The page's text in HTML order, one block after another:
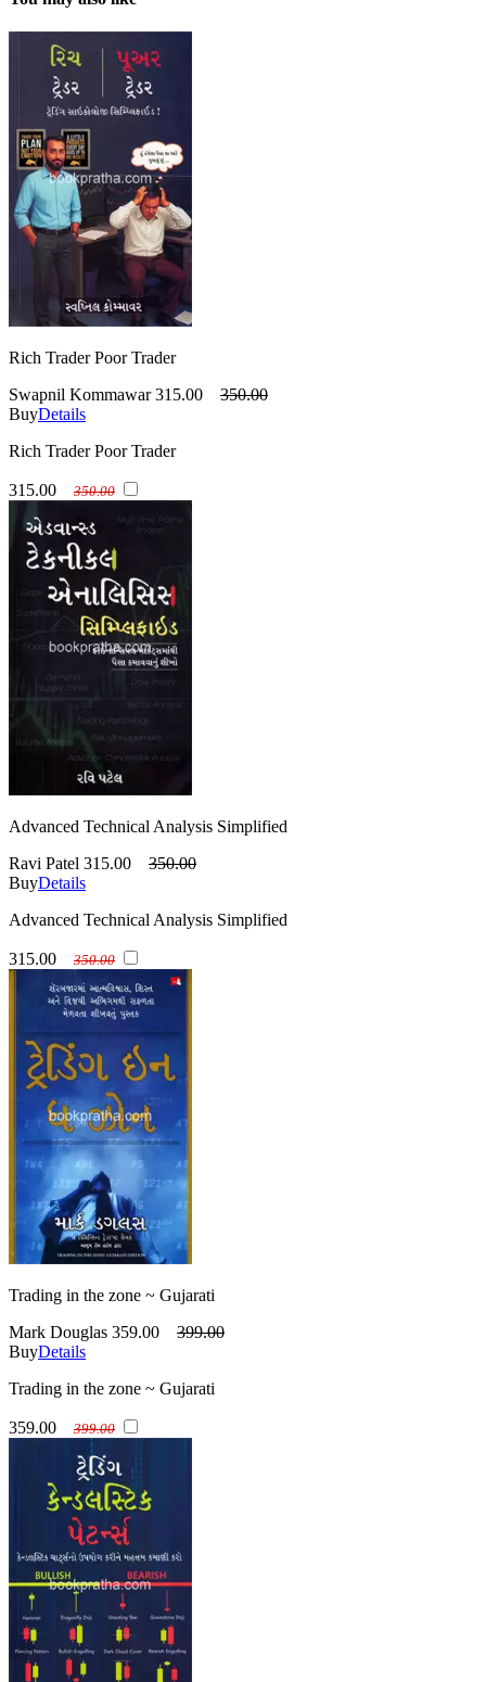
Rich Trader Poor Trader
Swapnil Kommawar 315.00
350.00
BuyDetails
Rich Trader Poor Trader
315.00 350.00
Advanced Technical Analysis Simplified
Ravi Patel 315.00
350.00
BuyDetails
Advanced Technical Analysis Simplified
315.00 350.00
Trading in the zone ~ Gujarati
Mark Douglas 359.00
399.00
BuyDetails
Trading in the zone ~ Gujarati
359.00 399.00